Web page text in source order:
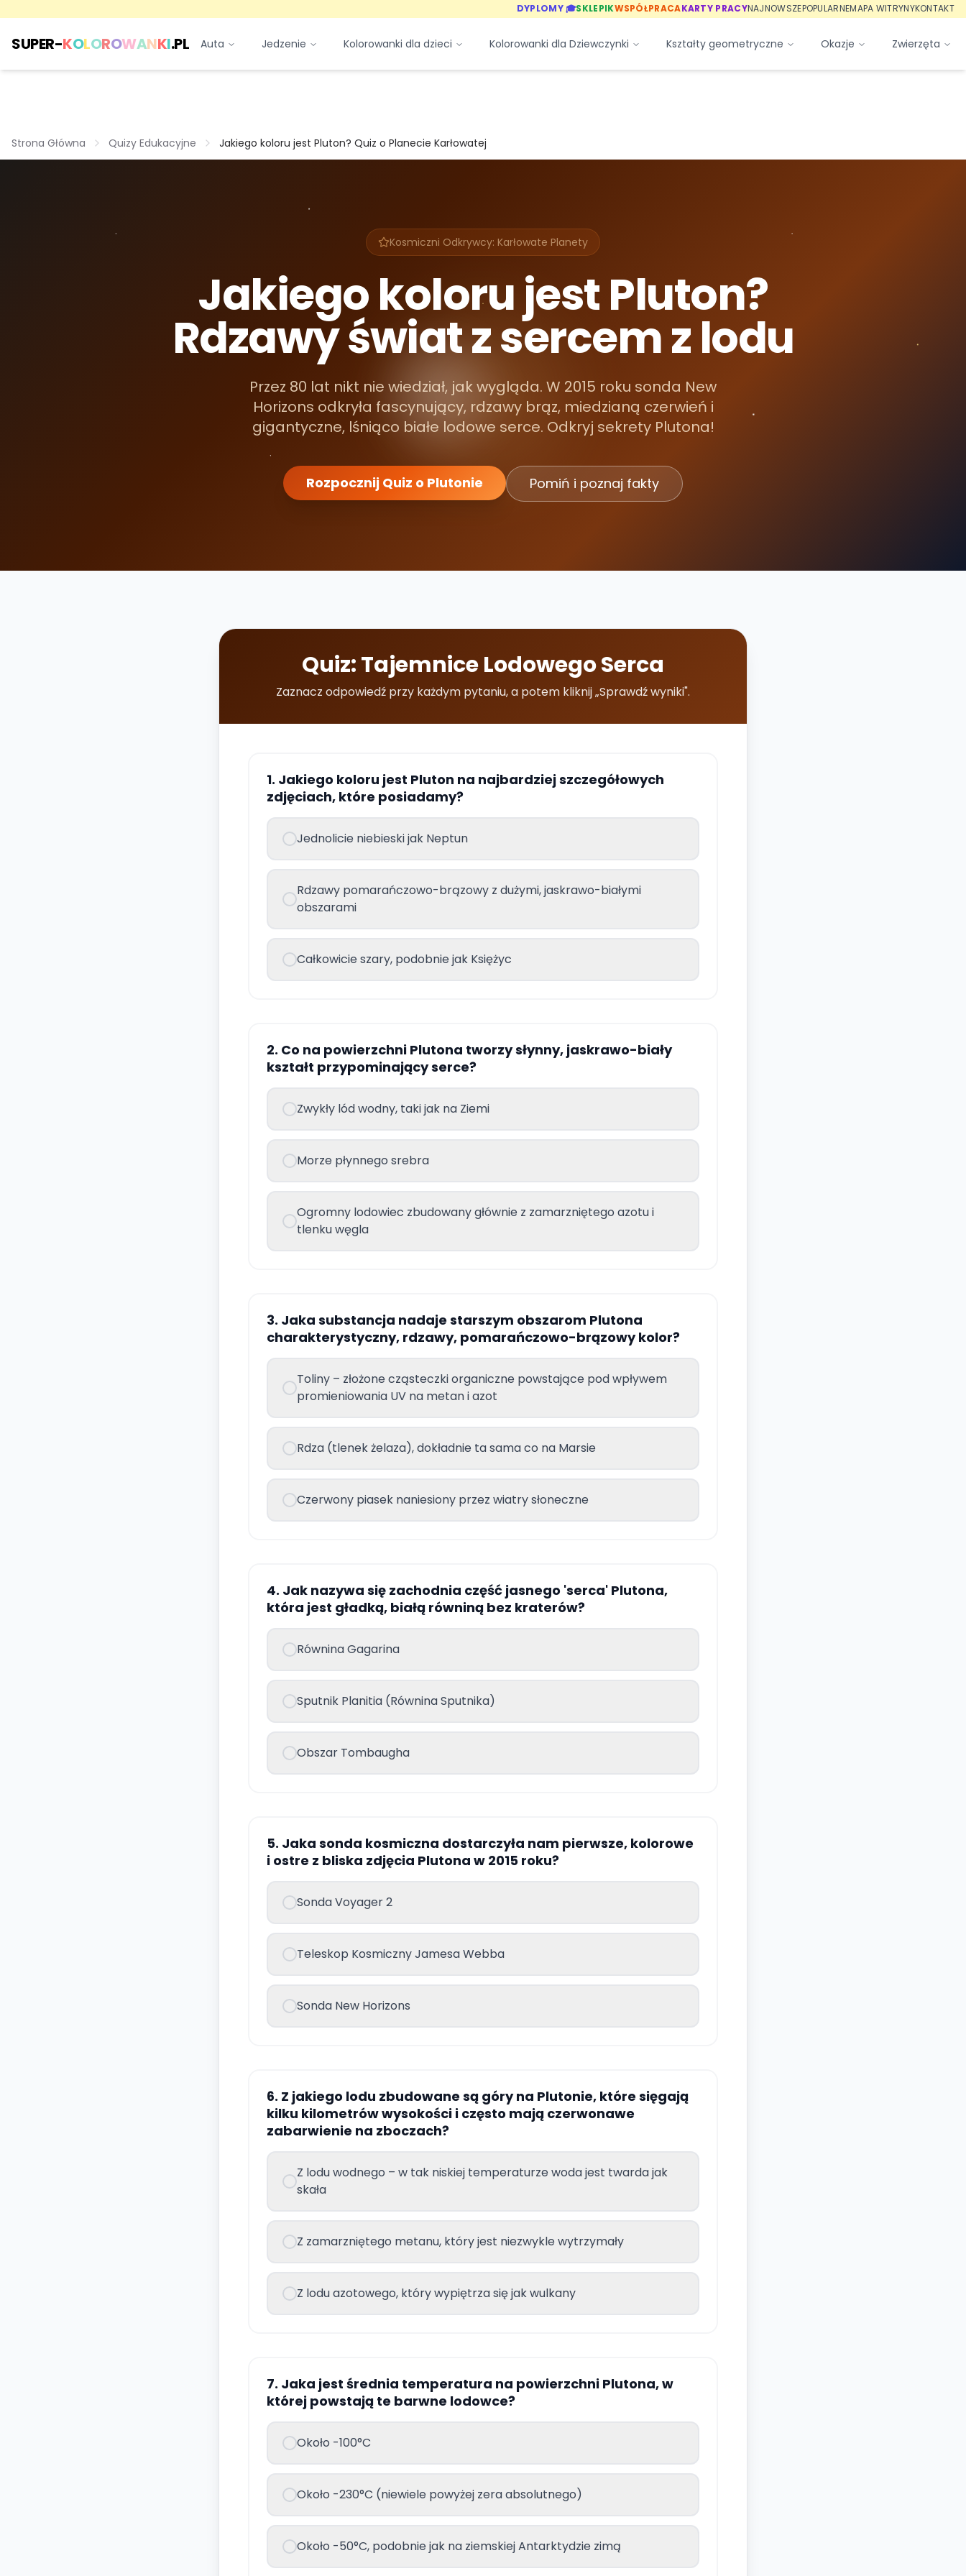
DYPLOMY 🎓SKLEPIKWSPÓŁPRACAKARTY PRACYNAJNOWSZEPOPULARNEMAPA WITRYNYKONTAKT
SUPER-KOLOROWANKI.PL Auta Jedzenie Kolorowanki dla dzieci Kolorowanki dla Dziewczynki Kształty geometryczne Okazje Zwierzęta
Strona Główna Quizy Edukacyjne Jakiego koloru jest Pluton? Quiz o Planecie Karłowatej
Kosmiczni Odkrywcy: Karłowate Planety
Jakiego koloru jest Pluton?
Rdzawy świat z sercem z lodu
Przez 80 lat nikt nie wiedział, jak wygląda. W 2015 roku sonda New
Horizons odkryła fascynujący, rdzawy brąz, miedzianą czerwień i
gigantyczne, lśniąco białe lodowe serce. Odkryj sekrety Plutona!
Rozpocznij Quiz o Plutonie Pomiń i poznaj fakty
Quiz: Tajemnice Lodowego Serca
Zaznacz odpowiedź przy każdym pytaniu, a potem kliknij „Sprawdź wyniki".
1. Jakiego koloru jest Pluton na najbardziej szczegółowych
zdjęciach, które posiadamy?
Jednolicie niebieski jak Neptun
Rdzawy pomarańczowo-brązowy z dużymi, jaskrawo-białymi
obszarami
Całkowicie szary, podobnie jak Księżyc
2. Co na powierzchni Plutona tworzy słynny, jaskrawo-biały
kształt przypominający serce?
Zwykły lód wodny, taki jak na Ziemi
Morze płynnego srebra
Ogromny lodowiec zbudowany głównie z zamarzniętego azotu i
tlenku węgla
3. Jaka substancja nadaje starszym obszarom Plutona
charakterystyczny, rdzawy, pomarańczowo-brązowy kolor?
Toliny – złożone cząsteczki organiczne powstające pod wpływem
promieniowania UV na metan i azot
Rdza (tlenek żelaza), dokładnie ta sama co na Marsie
Czerwony piasek naniesiony przez wiatry słoneczne
4. Jak nazywa się zachodnia część jasnego 'serca' Plutona,
która jest gładką, białą równiną bez kraterów?
Równina Gagarina
Sputnik Planitia (Równina Sputnika)
Obszar Tombaugha
5. Jaka sonda kosmiczna dostarczyła nam pierwsze, kolorowe
i ostre z bliska zdjęcia Plutona w 2015 roku?
Sonda Voyager 2
Teleskop Kosmiczny Jamesa Webba
Sonda New Horizons
6. Z jakiego lodu zbudowane są góry na Plutonie, które sięgają
kilku kilometrów wysokości i często mają czerwonawe
zabarwienie na zboczach?
Z lodu wodnego – w tak niskiej temperaturze woda jest twarda jak
skała
Z zamarzniętego metanu, który jest niezwykle wytrzymały
Z lodu azotowego, który wypiętrza się jak wulkany
7. Jaka jest średnia temperatura na powierzchni Plutona, w
której powstają te barwne lodowce?
Około -100°C
Około -230°C (niewiele powyżej zera absolutnego)
Około -50°C, podobnie jak na ziemskiej Antarktydzie zimą